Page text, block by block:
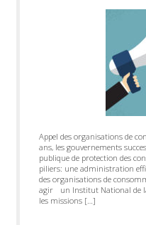
Appel des organisations de
ans, les gouvernements
publique de protection des
piliers: une administration
des organisations de
agir un Institut National de
les missions […]